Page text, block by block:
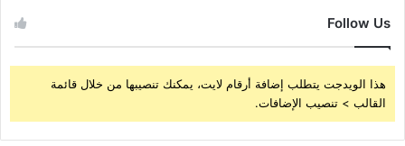
Follow Us
هذا الويدجت يتطلب إضافة أرقام لايت، يمكنك تنصيبها من خلال قائمة
القالب > تنصيب الإضافات.